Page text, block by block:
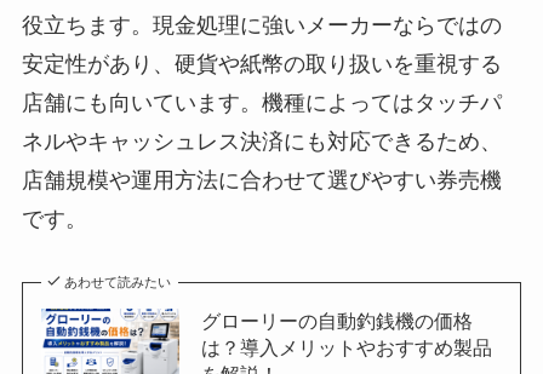
役立ちます。現金処理に強いメーカーならではの
安定性があり、硬貨や紙幣の取り扱いを重視する
店舗にも向いています。機種によってはタッチパ
ネルやキャッシュレス決済にも対応できるため、
店舗規模や運用方法に合わせて選びやすい券売機
です。
あわせて読みたい
グローリーの自動釣銭機の価格
は？導入メリットやおすすめ製品